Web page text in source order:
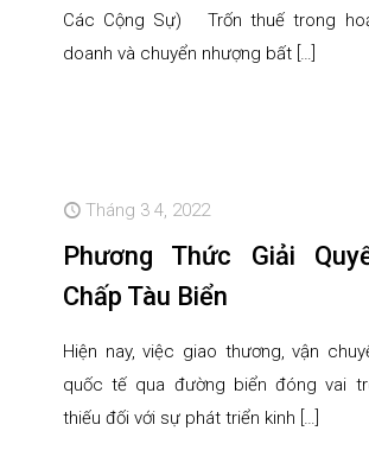
Các Cộng Sự) Trốn thuế trong
doanh và chuyển nhượng bất […]
Tháng 3 4, 2022
Phương Thức Giải
Chấp Tàu Biển
Hiện nay, việc giao thương, vận
quốc tế qua đường biển đóng vai
thiếu đối với sự phát triển kinh […]